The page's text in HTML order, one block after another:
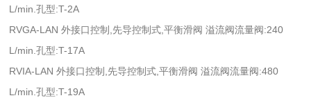
L/min.孔型:T-2A
RVGA-LAN 外接口控制,先导控制式,平衡滑阀 溢流阀流量阀:240
L/min.孔型:T-17A
RVIA-LAN 外接口控制,先导控制式,平衡滑阀 溢流阀流量阀:480
L/min.孔型:T-19A